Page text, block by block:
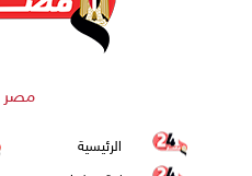
مصر
الرئيسية